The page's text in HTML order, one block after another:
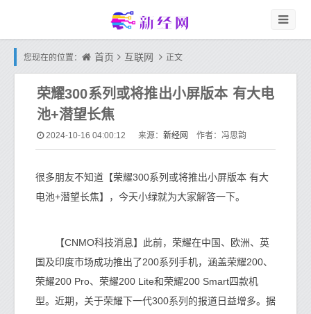
您现在的位置： 首页 互联网 正文
荣耀300系列或将推出小屏版本 有大电
池+潜望长焦
2024-10-16 04:00:12 来源： 新经网 作者：冯思韵
很多朋友不知道【荣耀300系列或将推出小屏版本 有大
电池+潜望长焦】，今天小绿就为大家解答一下。
【CNMO科技消息】此前，荣耀在中国、欧洲、英
国及印度市场成功推出了200系列手机，涵盖荣耀200、
荣耀200 Pro、荣耀200 Lite和荣耀200 Smart四款机
型。近期，关于荣耀下一代300系列的报道日益增多。据